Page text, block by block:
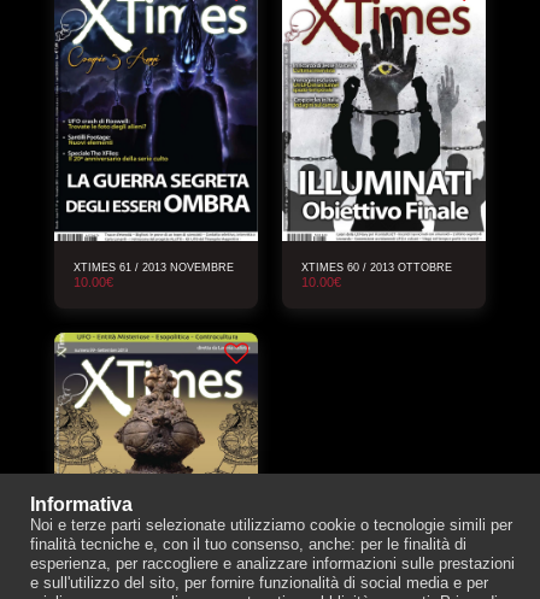
Informativa
Noi e terze parti selezionate utilizziamo cookie o tecnologie simili per
finalità tecniche e, con il tuo consenso, anche: per le finalità di
esperienza, per raccogliere e analizzare informazioni sulle prestazioni
e sull'utilizzo del sito, per fornire funzionalità di social media e per
XTIMES 61 / 2013 NOVEMBRE
10.00€
XTIMES 60 / 2013 OTTOBRE
10.00€